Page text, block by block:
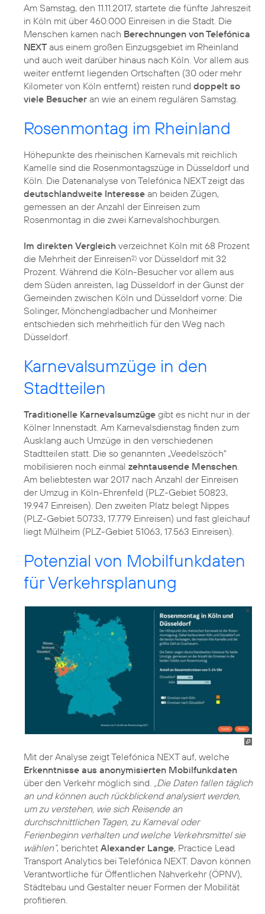
Am Samstag, den 11.11.2017, startete die fünfte Jahreszeit
in Köln mit über 460.000 Einreisen in die Stadt. Die
Menschen kamen nach Berechnungen von Telefónica
NEXT aus einem großen Einzugsgebiet im Rheinland
und auch weit darüber hinaus nach Köln. Vor allem aus
weiter entfernt liegenden Ortschaften (30 oder mehr
Kilometer von Köln entfernt) reisten rund doppelt so
viele Besucher an wie an einem regulären Samstag.
Rosenmontag im Rheinland
Höhepunkte des rheinischen Karnevals mit reichlich
Kamelle sind die Rosenmontagszüge in Düsseldorf und
Köln. Die Datenanalyse von Telefónica NEXT zeigt das
deutschlandweite Interesse an beiden Zügen,
gemessen an der Anzahl der Einreisen zum
Rosenmontag in die zwei Karnevalshochburgen.
Im direkten Vergleich verzeichnet Köln mit 68 Prozent
die Mehrheit der Einreisen2) vor Düsseldorf mit 32
Prozent. Während die Köln-Besucher vor allem aus
dem Süden anreisten, lag Düsseldorf in der Gunst der
Gemeinden zwischen Köln und Düsseldorf vorne: Die
Solinger, Mönchengladbacher und Monheimer
entschieden sich mehrheitlich für den Weg nach
Düsseldorf.
Karnevalsumzüge in den
Stadtteilen
Traditionelle Karnevalsumzüge gibt es nicht nur in der
Kölner Innenstadt. Am Karnevalsdienstag finden zum
Ausklang auch Umzüge in den verschiedenen
Stadtteilen statt. Die so genannten „Veedelszöch“
mobilisieren noch einmal zehntausende Menschen
Am beliebtesten war 2017 nach Anzahl der Einreisen
der Umzug in Köln-Ehrenfeld (PLZ-Gebiet 50823,
19.947 Einreisen). Den zweiten Platz belegt Nippes
(PLZ-Gebiet 50733, 17.779 Einreisen) und fast gleichauf
liegt Mülheim (PLZ-Gebiet 51063, 17.563 Einreisen).
Potenzial von Mobilfunkdaten
für Verkehrsplanung
Mit der Analyse zeigt Telefónica NEXT auf, welche
Erkenntnisse aus anonymisierten Mobilfunkdaten
über den Verkehr möglich sind. „Die Daten fallen täglich
an und können auch rückblickend analysiert werden,
um zu verstehen, wie sich Reisende an
durchschnittlichen Tagen, zu Karneval oder
Ferienbeginn verhalten und welche Verkehrsmittel sie
wählen“, berichtet Alexander Lange, Practice Lead
Transport Analytics bei Telefónica NEXT. Davon können
Verantwortliche für Öffentlichen Nahverkehr (ÖPNV),
Städtebau und Gestalter neuer Formen der Mobilität
profitieren.